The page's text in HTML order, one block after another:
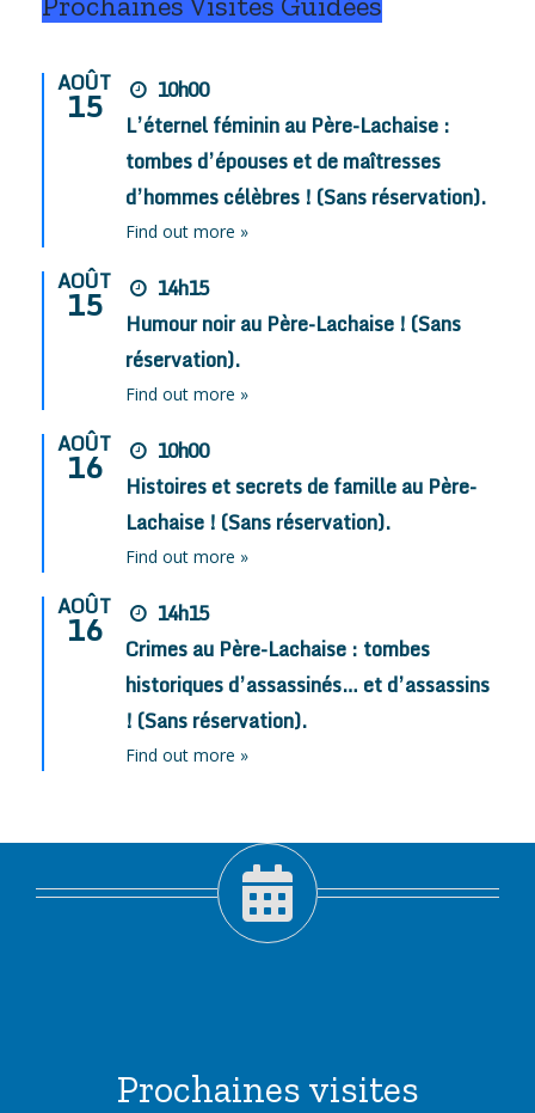
AOÛT
15
10h00
L’éternel féminin au Père-Lachaise :
tombes d’épouses et de maîtresses
d’hommes célèbres ! (Sans réservation).
Find out more »
AOÛT
15
14h15
Humour noir au Père-Lachaise ! (Sans
réservation).
Find out more »
AOÛT
16
10h00
Histoires et secrets de famille au Père-
Lachaise ! (Sans réservation).
Find out more »
AOÛT
16
14h15
Crimes au Père-Lachaise : tombes
historiques d’assassinés… et d’assassins
! (Sans réservation).
Find out more »
Prochaines visites